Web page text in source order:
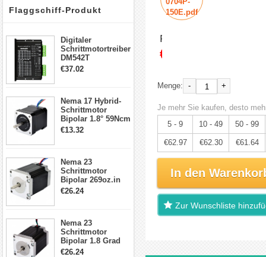
Flaggschiff-Produkt
Digitaler
Schrittmotortreiber
DM542T
Schrittmotor
Schrittmotor
€37.02
Nema 17 Hybrid-
Schrittmotor
Bipolar 1.8° 59Ncm
2A 4 Drähte mit 1m
€13.32
Nema 23
Schrittmotor
Bipolar 269oz.in
2,8A 57x57x76mm
€26.24
Nema 23
Schrittmotor
Bipolar 1.8 Grad
1.9Nm 3A 3.36V 4
€26.24
150E.pdf
Preis:
€66.28
Menge: - +
Je mehr Sie kaufen, desto
5 - 9
10 - 49 50 - 99
€62.97 €62.30 €61.64
In den
Zur Wunschliste